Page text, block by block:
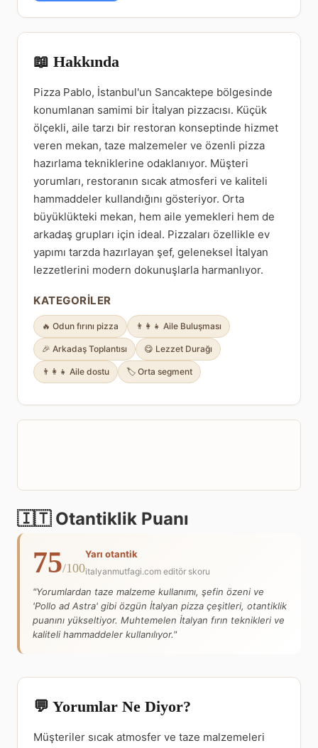
📖 Hakkında
Pizza Pablo, İstanbul'un Sancaktepe bölgesinde
konumlanan samimi bir İtalyan pizzacısı. Küçük
ölçekli, aile tarzı bir restoran konseptinde hizmet
veren mekan, taze malzemeler ve özenli pizza
hazırlama tekniklerine odaklanıyor. Müşteri
yorumları, restoranın sıcak atmosferi ve kaliteli
hammaddeler kullandığını gösteriyor. Orta
büyüklükteki mekan, hem aile yemekleri hem de
arkadaş grupları için ideal. Pizzaları özellikle ev
yapımı tarzda hazırlayan şef, geleneksel İtalyan
lezzetlerini modern dokunuşlarla harmanlıyor.
KATEGORILER
🔥 Odun fırını pizza 👨‍👩‍👧 Aile Buluşması
🎉 Arkadaş Toplantısı 😋 Lezzet Durağı
👨‍👩‍👧 Aile dostu 🏷️ Orta segment
🇮🇹 Otantiklik Puanı
75/100
Yarı otantik
italyanmutfagi.com editör skoru
"Yorumlardan taze malzeme kullanımı, şefin özeni ve
'Pollo ad Astra' gibi özgün İtalyan pizza çeşitleri, otantiklik
puanını yükseltiyor. Muhtemelen İtalyan fırın teknikleri ve
kaliteli hammaddeler kullanılıyor."
💬 Yorumlar Ne Diyor?
Müşteriler sıcak atmosfer ve taze malzemeleri